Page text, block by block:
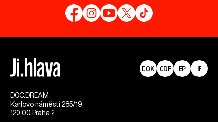
DOC.DREAM​
Karlovo náměstí 285/19
120 00 Praha 2
DOK CDF EP IF